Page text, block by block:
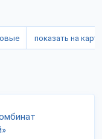
показать на карте